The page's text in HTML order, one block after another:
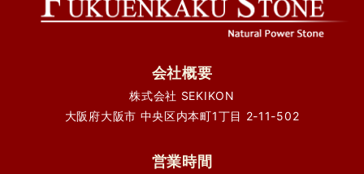
会社概要
株式会社 SEKIKON
大阪府大阪市 中央区内本町1丁目 2-11-502
営業時間